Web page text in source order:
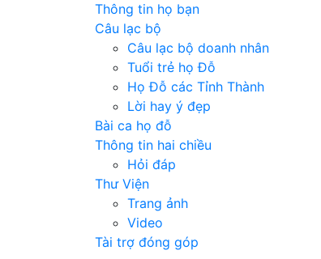
Thông tin họ bạn
Câu lạc bộ
Câu lạc bộ doanh nhân
Tuổi trẻ họ Đỗ
Họ Đỗ các Tỉnh Thành
Lời hay ý đẹp
Bài ca họ đỗ
Thông tin hai chiều
Hỏi đáp
Thư Viện
Trang ảnh
Video
Tài trợ đóng góp